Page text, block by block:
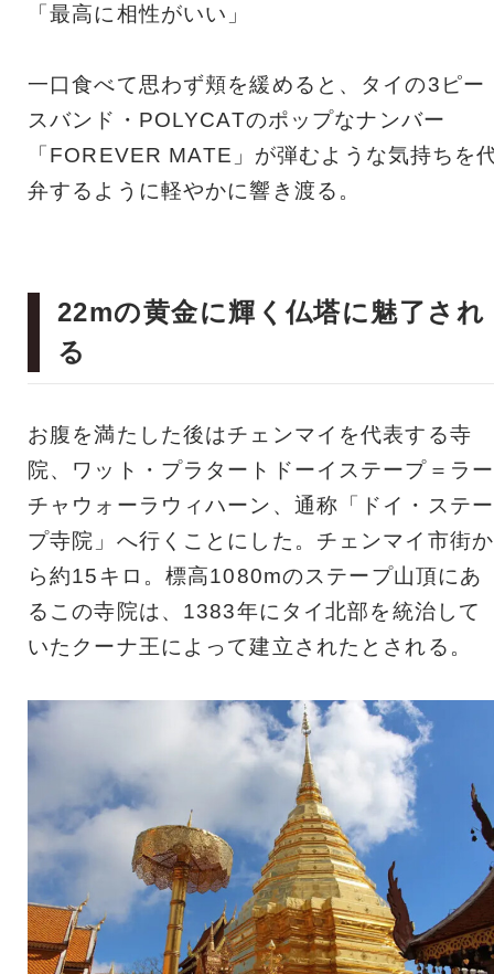
「最高に相性がいい」
一口食べて思わず頬を緩めると、タイの3ピー
スバンド・POLYCATのポップなナンバー
「FOREVER MATE」が弾むような気持ちを
弁するように軽やかに響き渡る。
22mの黄金に輝く仏塔に魅了され
る
お腹を満たした後はチェンマイを代表する寺
院、ワット・プラタートドーイステープ＝ラー
チャウォーラウィハーン、通称「ドイ・ステー
プ寺院」へ行くことにした。チェンマイ市街か
ら約15キロ。標高1080mのステープ山頂にあ
るこの寺院は、1383年にタイ北部を統治して
いたクーナ王によって建立されたとされる。